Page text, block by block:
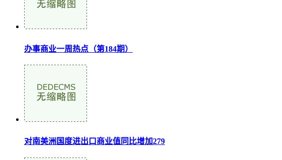
办事商业一周热点（第184期）
对南美洲国度进出口商业值同比增加279